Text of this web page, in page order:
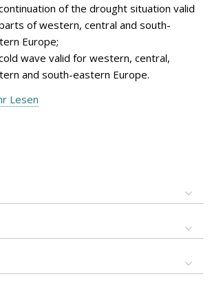
of the drought situation valid
of western, central and south-
Europe;
wave valid for western, central,
and south-eastern Europe.
Lesen